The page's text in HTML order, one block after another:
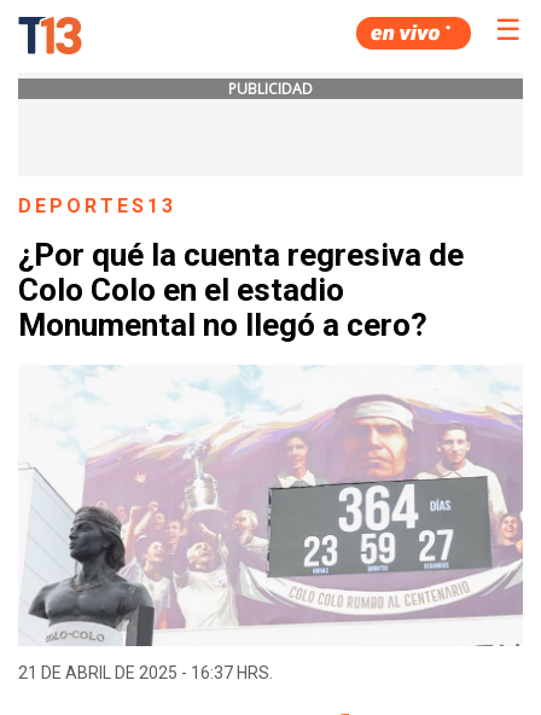
☰
PUBLICIDAD
DEPORTES13
¿Por qué la cuenta regresiva de
Colo Colo en el estadio
Monumental no llegó a cero?
21 DE ABRIL DE 2025 - 16:37 HRS.